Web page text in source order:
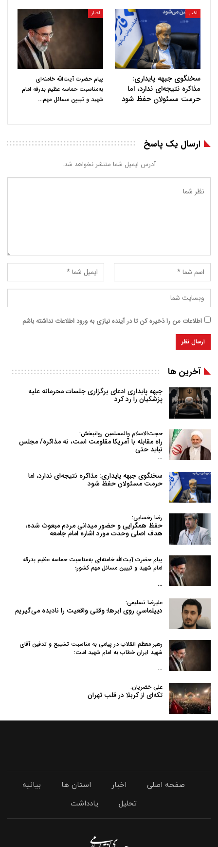
اخبار
سخنگوی جبهه پایداری:
مذاکره نتیجه‌ای ندارد، اما
حرمت مسئولان حفظ شود
اخبار
پیام حضرت آیت‌الله خامنه‌ای
به‌مناسبت حماسه عظیم بدرقه امام
شهید و تبیین مسائل مهم…
ارسال یک پاسخ
آدرس ایمیل شما منتشر نخواهد شد.
اطلاعات من را ذخیره کن تا در آینده نیازی به ورود اطلاعات نداشته باشم
آخرین ها
جبهه پایداری ادعای برگزاری جلسات محرمانه علیه
پزشکیان را رد کرد
حجت‌الاسلام والمسلمین روانبخش:
راه مقابله با آمریکا مقاومت است، نه مذاکره/ مجلس
نباید حتی
…
سخنگوی جبهه پایداری: مذاکره نتیجه‌ای ندارد، اما
حرمت مسئولان حفظ شود
رضا رخسایی:
حفظ همگرایی و حضور میدانی مردم مبعوث شده،
هدف اصلی وحدت مورد اشاره امام جامعه
پیام حضرت آیت‌الله خامنه‌ای به‌مناسبت حماسه عظیم بدرقه
امام شهید و تبیین مسائل مهم کشور؛
…
علیرضا تسلیمی:
دیپلماسیِ روی ابرها؛ وقتی واقعیت را نادیده می‌گیریم
رهبر معظم انقلاب در پیامی به‌ مناسبت تشییع و تدفین آقای
شهید ایران خطاب به امام شهید امت:
…
علی خضریان:
تکه‌ای از کربلا در قلب تهران
صفحه اصلی اخبار استان ها
بیانیه
تحلیل
یادداشت